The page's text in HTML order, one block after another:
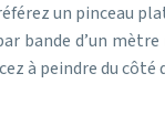
un pinceau
bande d’un
à peindre du côté